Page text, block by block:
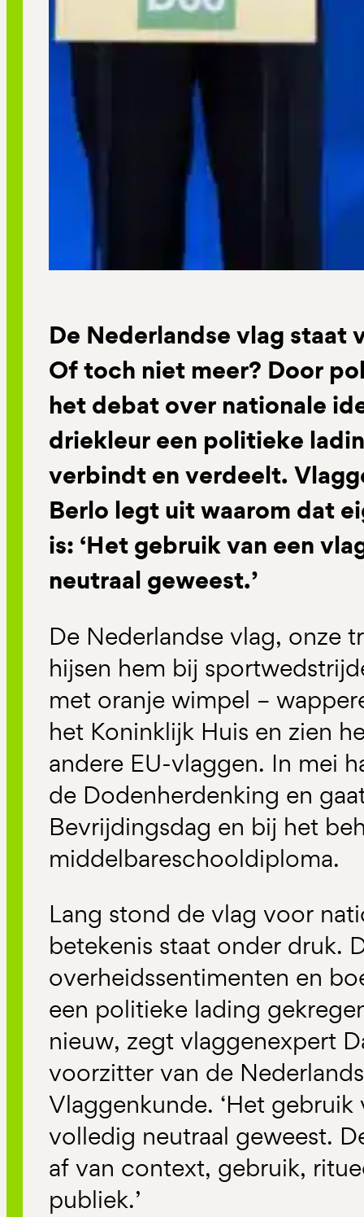
De Nederlandse vlag staat
Of toch niet meer? Door
het debat over nationale
driekleur een politieke
verbindt en verdeelt.
Berlo legt uit waarom dat
is: ‘Het gebruik van een
neutraal geweest.’
De Nederlandse vlag, onze
hijsen hem bij
met oranje wimpel –
het Koninklijk Huis en zien
andere EU-vlaggen. In mei
de Dodenherdenking en
Bevrijdingsdag en bij het
middelbareschooldiploma.
Lang stond de vlag voor
betekenis staat onder druk.
overheidssentimenten en
een politieke lading
nieuw, zegt vlaggenexpert
voorzitter van de
Vlaggenkunde. ‘Het
volledig neutraal geweest.
af van context, gebruik,
publiek.’